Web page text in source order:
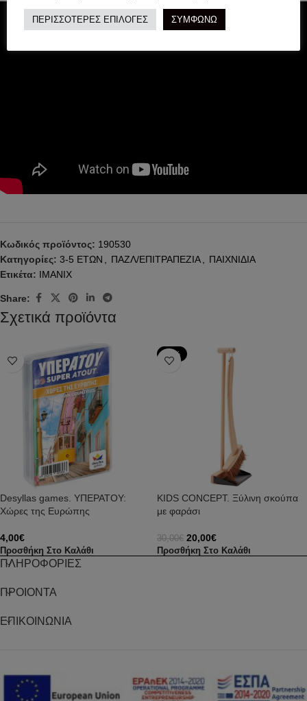
Κωδικός προϊόντος: 190530
Κατηγορίες: 3-5 ΕΤΩΝ , ΠΑΖΛ/ΕΠΙΤΡΑΠΕΖΙΑ, ΠΑΙΧΝΙΔΙΑ
Ετικέτα: IMANIX
Share:
Σχετικά προϊόντα
Desyllas games. ΥΠΕΡΑΤΟΥ:
Χώρες της Ευρώπης
4,00€
Προσθήκη Στο Καλάθι
-33%
KIDS CONCEPT. Ξύλινη σκούπα
με φαράσι
30,00€ 20,00€
Προσθήκη Στο Καλάθι
ΠΛΗΡΟΦΟΡΙΕΣ
ΠΡΟΙΟΝΤΑ
ΕΠΙΚΟΙΝΩΝΙΑ
ΠΕΡΙΣΣΟΤΕΡΕΣ ΕΠΙΛΟΓΕΣ ΣΥΜΦΩΝΩ